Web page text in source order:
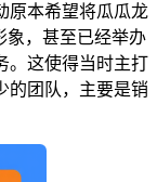
原本希望将瓜瓜龙
象，甚至已经举办
。这使得当时主打
的团队，主要是销